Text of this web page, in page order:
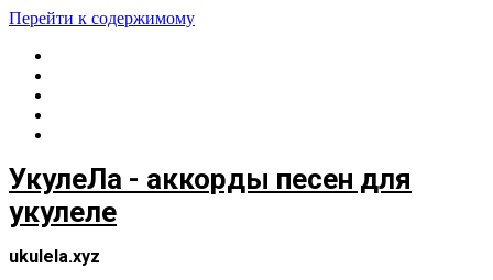
Перейти к содержимому
УкулеЛа - аккорды песен для
укулеле
ukulela.xyz